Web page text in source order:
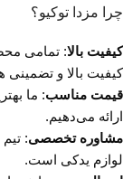
چرا مزدا توکیو؟
کیفیت بالا
کیفیت بالا و تضمینی
قیمت مناسب: ما
ارائه می‌دهیم.
مشاوره تخصصی:
لوازم یدکی است.